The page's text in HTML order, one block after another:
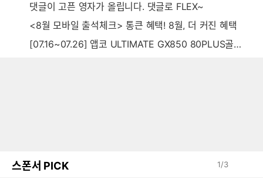
댓글이 고픈 영자가 올립니다. 댓글로 FLEX~
<8월 모바일 출석체크> 통큰 혜택! 8월, 더 커진 혜택
[07.16~07.26] 앱코 ULTIMATE GX850 80PLUS골드 풀모듈러 ATX3.0 블랙
스폰서 PICK 1/3